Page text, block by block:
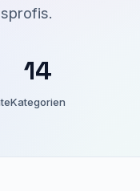
14
Kategorien